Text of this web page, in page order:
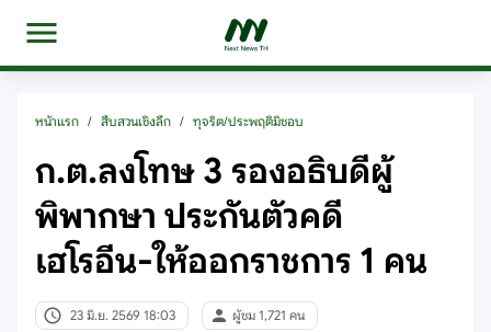
หน้าแรก / สืบสวนเชิงลึก / ทุจริต/ประพฤติมิชอบ
ก.ต.ลงโทษ 3 รองอธิบดีผู้
พิพากษา ประกันตัวคดี
เฮโรอีน-ให้ออกราชการ 1 คน
23 มิ.ย. 2569 18:03 ผู้ชม 1,721 คน